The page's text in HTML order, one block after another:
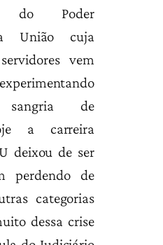
do Poder
União cuja
vem
sangria de
a carreira
deixou de ser
perdendo de
categorias
dessa crise